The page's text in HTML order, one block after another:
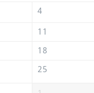
4
11
18
25